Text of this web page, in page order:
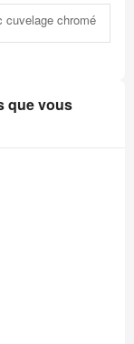
cuvelage chromé
que vous